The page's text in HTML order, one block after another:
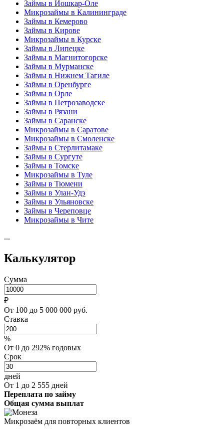
Займы в Йошкар-Оле
Микрозаймы в Калининграде
Займы в Кемерово
Займы в Кирове
Микрозаймы в Курске
Займы в Липецке
Займы в Магнитогорске
Займы в Мурманске
Займы в Нижнем Тагиле
Займы в Оренбурге
Займы в Орле
Займы в Петрозаводске
Займы в Рязани
Займы в Саранске
Микрозаймы в Саратове
Микрозаймы в Смоленске
Займы в Стерлитамаке
Займы в Сургуте
Займы в Томске
Микрозаймы в Туле
Займы в Тюмени
Займы в Улан-Удэ
Займы в Ульяновске
Займы в Череповце
Микрозаймы в Чите
...
Калькулятор
Сумма
₽
От 100 до 5 000 000 руб.
Ставка
%
От 0 до 292% годовых
Срок
дней
От 1 до 2 555 дней
Переплата по займу
Общая сумма выплат
Микрозаём для повторных клиентов